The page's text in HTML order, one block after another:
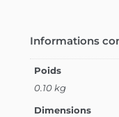
Informations
Poids
0.10 kg
Dimensions